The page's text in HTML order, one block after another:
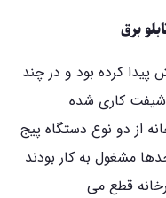
برق
کرده بود و در چند
شیفت کاری شده
از دو نوع دستگاه پیج
مشغول به کار بودند
برق کارخانه قطع می